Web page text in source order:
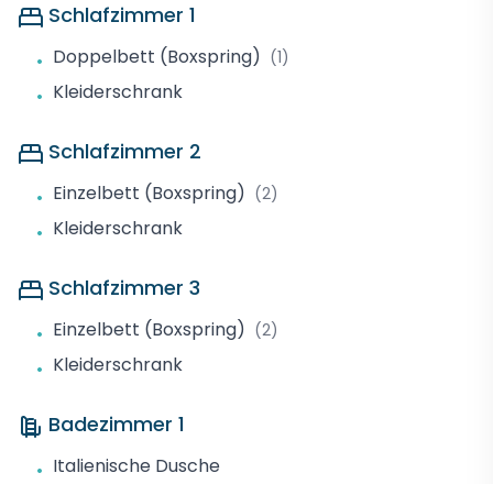
Schlafzimmer 1
• Doppelbett (Boxspring) (1)
• Kleiderschrank
Schlafzimmer 2
• Einzelbett (Boxspring) (2)
• Kleiderschrank
Schlafzimmer 3
• Einzelbett (Boxspring) (2)
• Kleiderschrank
Badezimmer 1
• Italienische Dusche